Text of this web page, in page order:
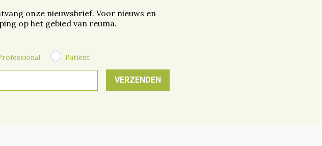
onze nieuwsbrief. Voor nieuws en
op het gebied van reuma.
Patiënt